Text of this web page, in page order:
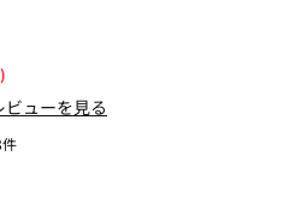
ューを見る